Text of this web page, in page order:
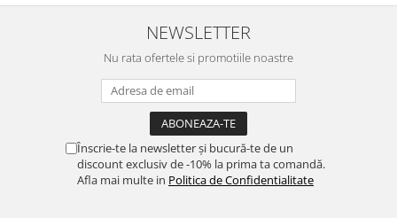
NEWSLETTER
Nu rata ofertele si promotiile noastre
Înscrie-te la newsletter și bucură-te de un
discount exclusiv de -10% la prima ta comandă.
Afla mai multe in Politica de Confidentialitate